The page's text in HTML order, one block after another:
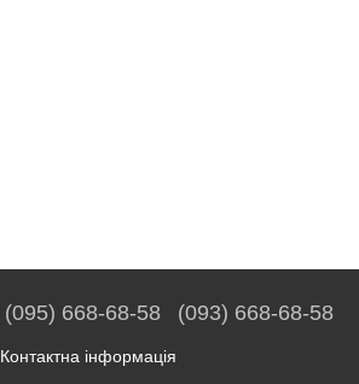
(095) 668-68-58 (093) 668-68-58
Контактна інформація